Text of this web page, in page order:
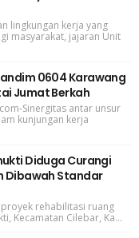
lingkungan kerja yang
masyarakat, jajaran Unit
0604 Karawang
Jumat Berkah
Sinergitas antar unsur
kunjungan kerja
Diduga Curangi
Dibawah Standar
rehabilitasi ruang
Kecamatan Cilebar, Ka...